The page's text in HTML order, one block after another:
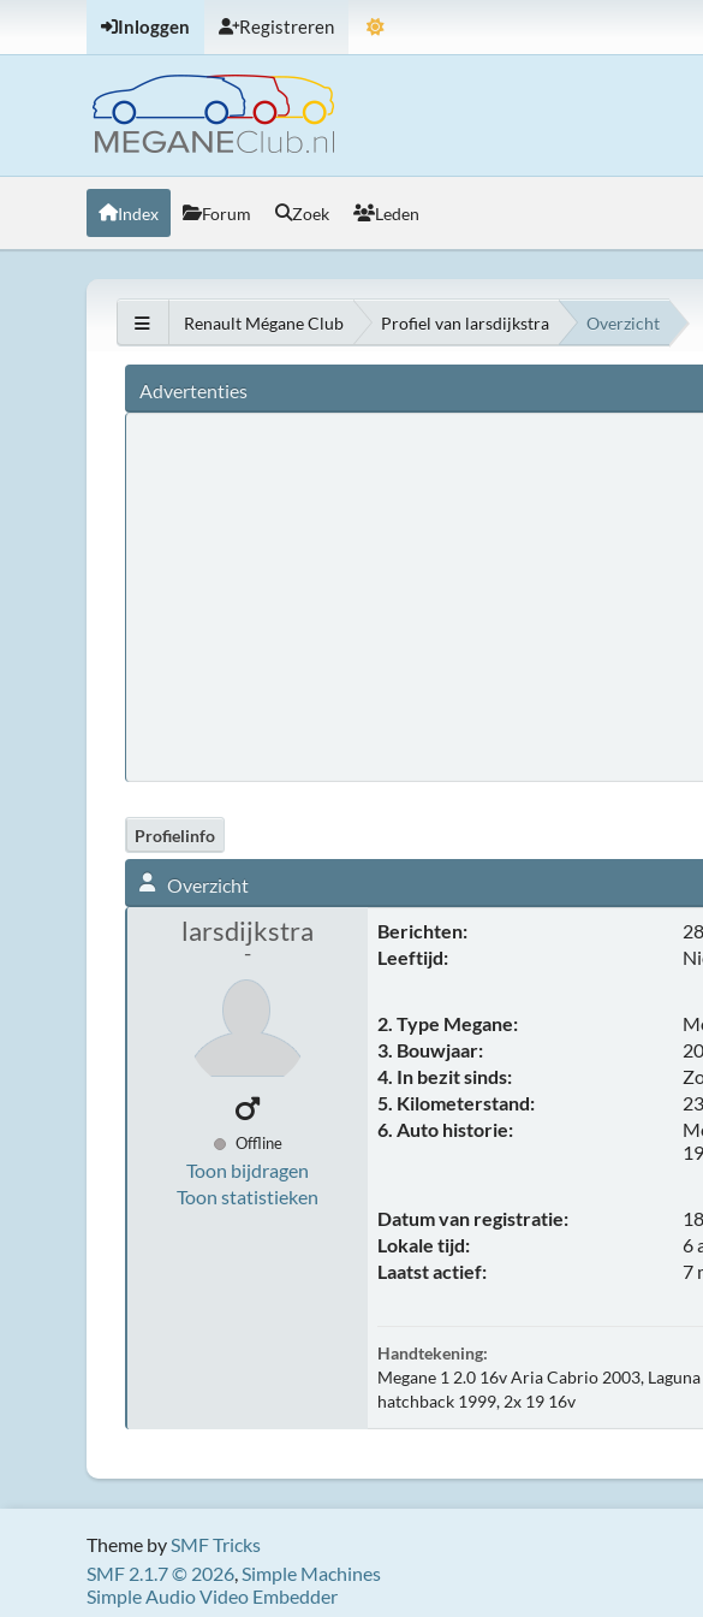
Inloggen Registreren
Index Forum Zoek Leden
Renault Mégane Club Profiel van larsdijkstra Overzicht
Advertenties
Profielinfo
Overzicht
larsdijkstra
-
Offline
Toon bijdragen
Toon statistieken
Berichten:
Leeftijd:
2. Type Megane:
3. Bouwjaar:
4. In bezit sinds:
5. Kilometerstand:
6. Auto historie:
Datum van registratie:
Lokale tijd:
6
Laatst actief:
7
Handtekening:
Megane 1 2.0 16v Aria Cabrio 2003,
hatchback 1999, 2x 19 16v
Theme bySMF Tricks
SMF 2.1.7 © 2026,Simple Machines
Simple Audio Video Embedder